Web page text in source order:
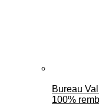
Bureau
100%